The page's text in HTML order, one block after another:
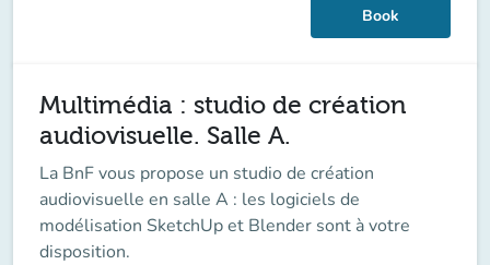
Book
Multimédia : studio de création
audiovisuelle. Salle A.
La BnF vous propose un studio de création
audiovisuelle en salle A : les logiciels de
modélisation SketchUp et Blender sont à votre
disposition.